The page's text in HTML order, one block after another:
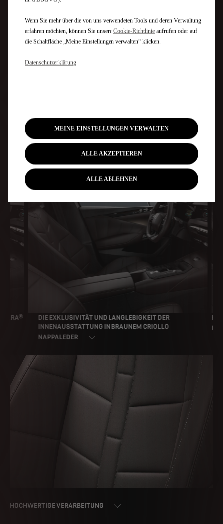
DIE EXKLUSIVITÄT UND LANGLEBIGKEIT DER
INNENAUSSTATTUNG IN BRAUNEM CRIOLLO
NAPPALEDER
HOCHWERTIGE VERARBEITUNG
Wenn Sie mehr über die von uns verwendeten Tools und deren Verwaltung
erfahren möchten, können Sie unsere Cookie‑Richtlinie aufrufen oder auf
die Schaltfläche „Meine Einstellungen verwalten“ klicken.
Datenschutzerklärung
MEINE EINSTELLUNGEN VERWALTEN
ALLE AKZEPTIEREN
ALLE ABLEHNEN